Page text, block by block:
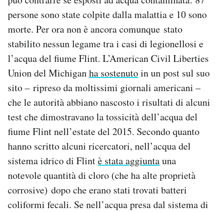
persone sono state colpite dalla malattia e 10 sono
morte. Per ora non è ancora comunque stato
stabilito nessun legame tra i casi di legionellosi e
l’acqua del fiume Flint. L’American Civil Liberties
Union del Michiganha sostenutoin un post sul suo
sito – ripreso da moltissimi giornali americani –
che le autorità abbiano nascosto i risultati di alcuni
test che dimostravano la tossicità dell’acqua del
fiume Flint nell’estate del 2015. Secondo quanto
hanno scritto alcuni ricercatori, nell’acqua del
sistema idrico di Flintè stata aggiuntauna
notevole quantità di cloro (che ha alte proprietà
corrosive) dopo che erano stati trovati batteri
coliformi fecali. Se nell’acqua presa dal sistema di